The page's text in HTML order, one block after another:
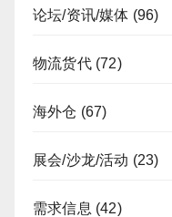
论坛/资讯/媒体 (96)
物流货代(72)
海外仓 (67)
展会/沙龙/活动 (23)
需求信息 (42)